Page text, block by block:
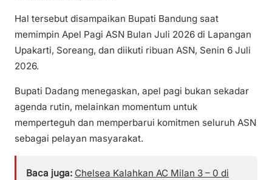
Hal tersebut disampaikan Bupati Bandung saat
memimpin Apel Pagi ASN Bulan Juli 2026 di Lapangan
Upakarti, Soreang, dan diikuti ribuan ASN, Senin 6 Juli
2026.
Bupati Dadang menegaskan, apel pagi bukan sekadar
agenda rutin, melainkan momentum untuk
memperteguh dan memperbarui komitmen seluruh ASN
sebagai pelayan masyarakat.
Baca juga: Chelsea Kalahkan AC Milan 3 – 0 di